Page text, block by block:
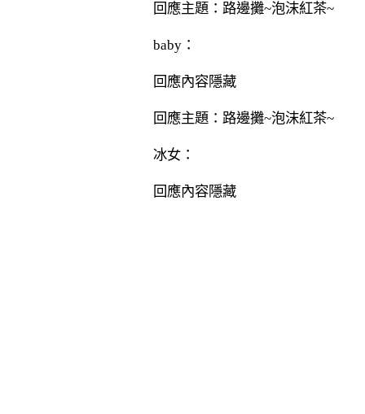
回應主題：路邊攤~泡沫紅茶~
baby：
回應內容隱藏
回應主題：路邊攤~泡沫紅茶~
冰女：
回應內容隱藏